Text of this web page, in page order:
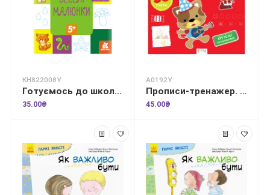
КН822008У
Готуємось до школи. Веселі малюнки
35.00₴
А0192У
Прописи-тренажер. Веселi свята
45.00₴